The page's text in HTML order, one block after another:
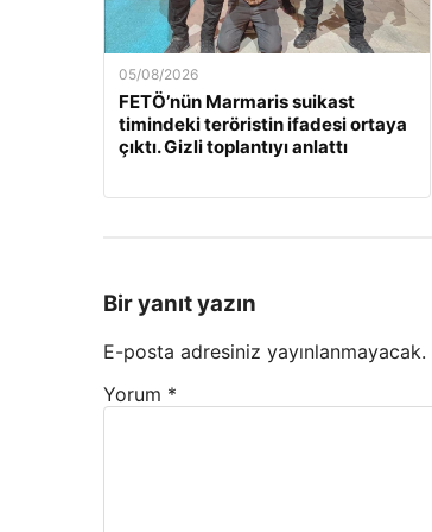
05/08/2026
FETÖ’nün Marmaris suikast
timindeki teröristin ifadesi ortaya
çıktı. Gizli toplantıyı anlattı
Bir yanıt yazın
E-posta adresiniz yayınlanmayacak.
Yorum *